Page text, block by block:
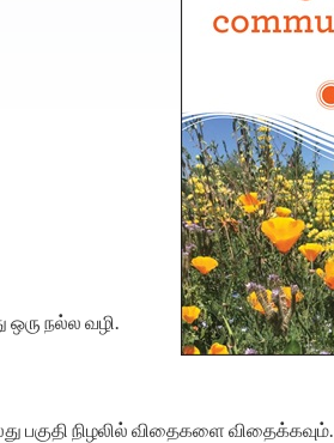
ஒரு நல்ல வழி.
பகுதி நிழலில் விதைகளை விதைக்கவும்.